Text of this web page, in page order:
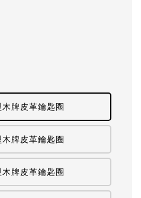
牌皮革鑰匙圈
牌皮革鑰匙圈
牌皮革鑰匙圈